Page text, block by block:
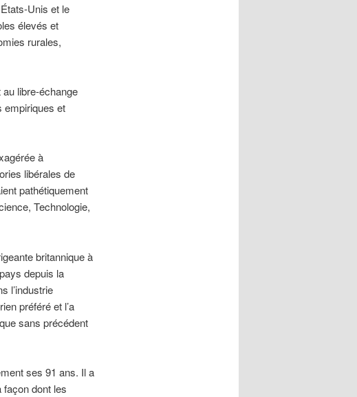
Unis et le
élevés et
rurales,
libre-échange
empiriques et
à
libérales de
pathétiquement
Technologie,
britannique à
depuis la
l’industrie
préféré et l’a
sans précédent
ses 91 ans. Il a
façon dont les